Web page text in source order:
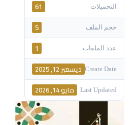
التحميلات 61
حجم الملف 5
عدد الملفات 1
Create Date ديسمبر 12, 2025
Last Updated مايو 14, 2026